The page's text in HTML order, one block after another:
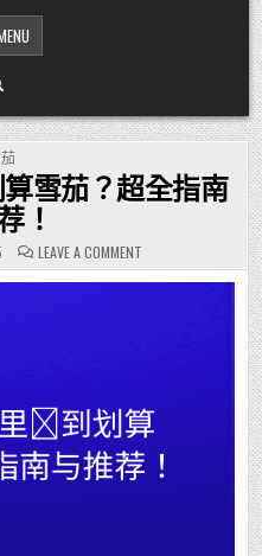
雪茄？超全指南
！
LEAVE A COMMENT
香
港
雪
茄？
超
全
指
南